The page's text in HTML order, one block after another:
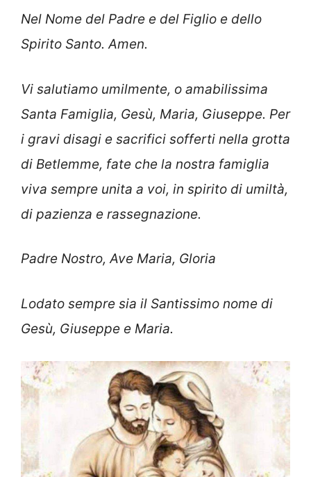
Nel Nome del Padre e del Figlio e dello
Spirito Santo. Amen.
Vi salutiamo umilmente, o amabilissima
Santa Famiglia, Gesù, Maria, Giuseppe. Per
i gravi disagi e sacrifici sofferti nella grotta
di Betlemme, fate che la nostra famiglia
viva sempre unita a voi, in spirito di umiltà,
di pazienza e rassegnazione.
Padre Nostro, Ave Maria, Gloria
Lodato sempre sia il Santissimo nome di
Gesù, Giuseppe e Maria.